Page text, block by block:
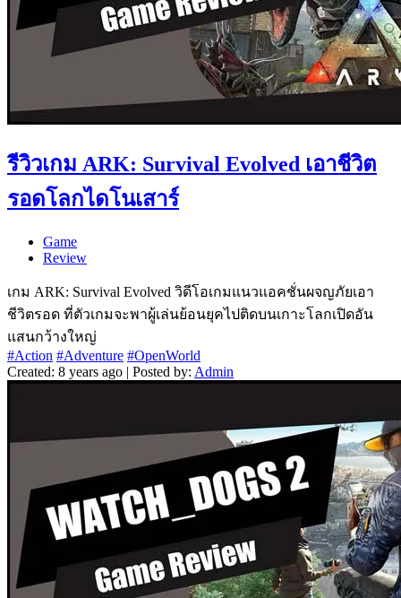
รีวิวเกม ARK: Survival Evolved เอาชีวิต
รอดโลกไดโนเสาร์
Game
Review
เกม ARK: Survival Evolved วิดีโอเกมแนวแอคชั่นผจญภัยเอา
ชีวิตรอด ที่ตัวเกมจะพาผู้เล่นย้อนยุคไปติดบนเกาะโลกเปิดอัน
แสนกว้างใหญ่
#Action #Adventure #OpenWorld
Created: 8 years ago | Posted by: Admin